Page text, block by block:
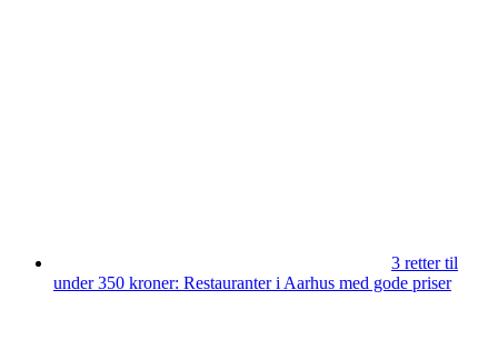
3 retter til
under 350 kroner: Restauranter i Aarhus med gode priser